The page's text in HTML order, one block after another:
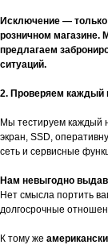
Исключение — только
розничном магазине.
предлагаем
ситуаций.
2. Проверяем каждый
Мы тестируем каждый
экран, SSD,
сеть и сервисные
Нам невыгодно
Нет смысла портить
долгосрочные
К тому же